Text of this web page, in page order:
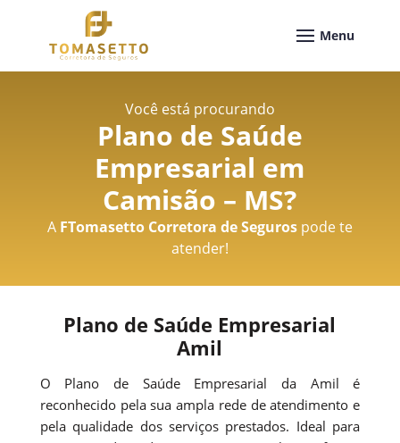
Você está procurando
Plano de Saúde
Empresarial em
Camisão – MS?
A FTomasetto Corretora de Segurospode te
atender!
Plano de Saúde Empresarial
Amil
O Plano de Saúde Empresarial da Amil é
reconhecido pela sua ampla rede de atendimento e
pela qualidade dos serviços prestados. Ideal para